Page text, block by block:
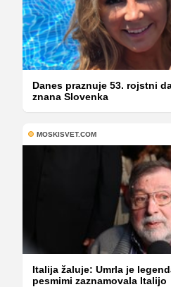
Danes praznuje 53. rojstni
znana Slovenka
MOSKISVET.COM
Italija žaluje: Umrla je
pesmimi zaznamovala Italijo